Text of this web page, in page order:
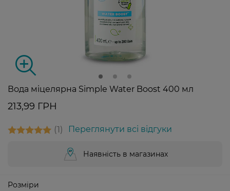
Вода міцелярна Simple Water Boost 400 мл
213,99 ГРН
1 Переглянути всі відгуки
Наявність в магазинах
Розміри